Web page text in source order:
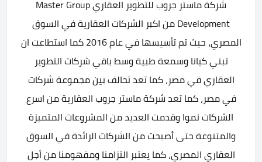
شركة ماستر جروب للتطوير العقاري Master Group
Development من اكبر الشركات العقارية في السوق
المصري، حيث تم تأسيسها في عام 2016 كما استطاعت ان
تبني كيانا وسمعة طبية وسط باقي شركات التطوير
العقاري في مصر، كما تعد تحالف بين مجموعة شركات
في مصر، كما تعد شركة ماستر جروب العقارية من اسرع
الشركات نموا وقدمت العديد من المشروعات المتميزة
والمتنوعة حتى أصبحت من الشركات الرائدة في السوق
العقاري المصري، كما يعتبر التزامنا ومفهومنا من أجل